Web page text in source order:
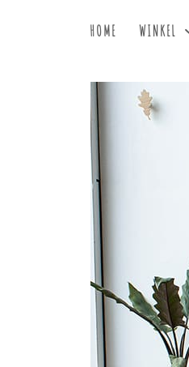
HOME WINKEL